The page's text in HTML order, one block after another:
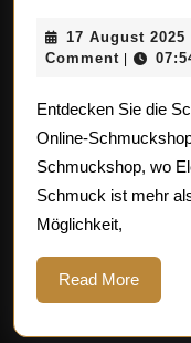
17 August 2025
Comment |
Entdecken Sie die
Online-
Schmuckshop, wo
Schmuck ist mehr
Möglichkeit,
Read MoreRead
More